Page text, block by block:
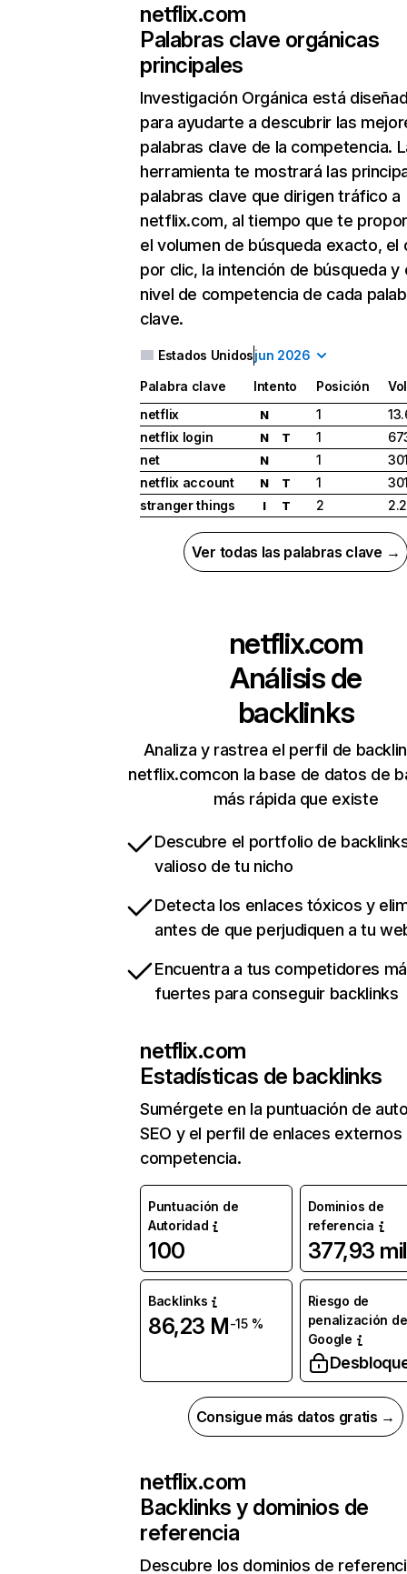
netflix.com
Palabras clave orgánicas
principales
Investigación Orgánica está
para ayudarte a descubrir las
palabras clave de la competencia.
herramienta te mostrará las
palabras clave que dirigen tráfico a
netflix.com, al tiempo que te
el volumen de búsqueda exacto, el
por clic, la intención de búsqueda y
nivel de competencia de cada
clave.
Estados Unidosjun 2026
Palabra clave Intento Posición
netflix
N 1
netflix login
N T 1
net
N 1
netflix account
N T 1
stranger things
I T 2
Ver todas las palabras clave →
netflix.com
Análisis de
backlinks
Analiza y rastrea el perfil de
netflix.comcon la base de datos de
más rápida que existe
Descubre el portfolio de
valioso de tu nicho
Detecta los enlaces tóxicos y
antes de que perjudiquen a tu
Encuentra a tus competidores
fuertes para conseguir backlinks
netflix.com
Estadísticas de backlinks
Sumérgete en la puntuación de
SEO y el perfil de enlaces externos
competencia.
Puntuación de
Autoridad
100
Dominios de
referencia
377,93 mil
Backlinks
86,23 M-15 %
Riesgo de
penalización de
Google
Consigue más datos gratis →
netflix.com
Backlinks y dominios de
referencia
Descubre los dominios de